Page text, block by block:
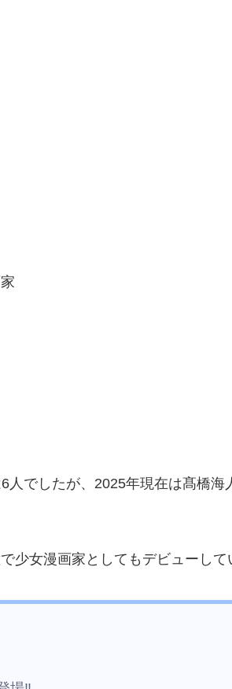
でしたが、2025年現在は髙橋海
少女漫画家としてもデビューして